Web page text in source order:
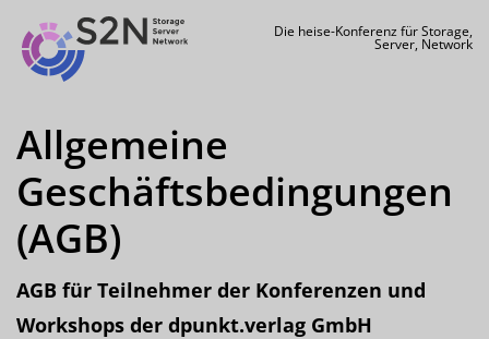
Die heise-Konferenz für Storage,
Server, Network
Allgemeine
Geschäftsbedingungen
(AGB)
AGB für Teilnehmer der Konferenzen und
Workshops der dpunkt.verlag GmbH